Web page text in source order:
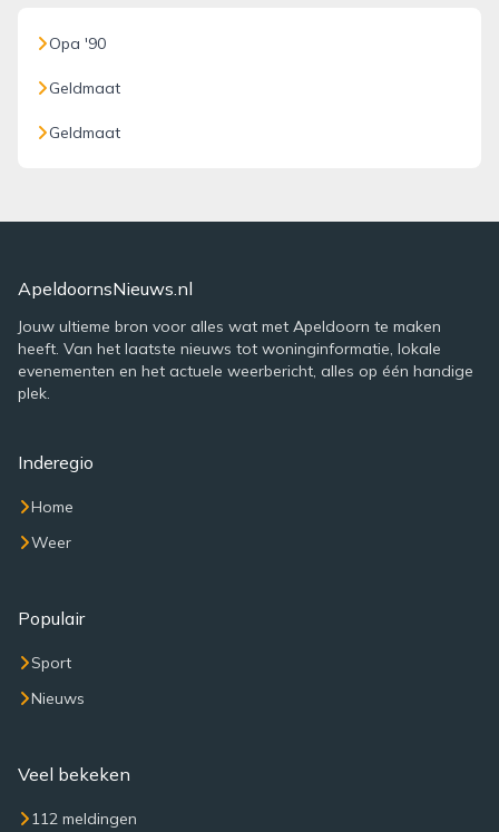
Opa '90
Geldmaat
Geldmaat
ApeldoornsNieuws.nl
Jouw ultieme bron voor alles wat met Apeldoorn te maken
heeft. Van het laatste nieuws tot woninginformatie, lokale
evenementen en het actuele weerbericht, alles op één handige
plek.
Inderegio
Home
Weer
Populair
Sport
Nieuws
Veel bekeken
112 meldingen